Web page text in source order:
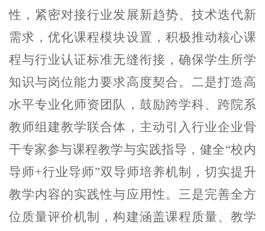
性，紧密对接行业发展新趋势、技术迭代新
需求，优化课程模块设置，积极推动核心课
程与行业认证标准无缝衔接，确保学生所学
知识与岗位能力要求高度契合。二是打造高
水平专业化师资团队，鼓励跨学科、跨院系
教师组建教学联合体，主动引入行业企业骨
干专家参与课程教学与实践指导，健全“校内
导师+行业导师”双导师培养机制，切实提升
教学内容的实践性与应用性。三是完善全方
位质量评价机制，构建涵盖课程质量、教学